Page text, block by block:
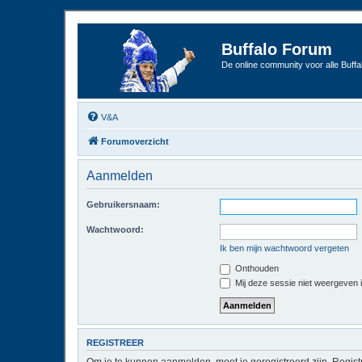
Buffalo Forum
De online community voor alle
V&A
Forumoverzicht
Aanmelden
Gebruikersnaam:
Wachtwoord:
Ik ben mijn wachtwoord vergeten
Onthouden
Mij deze sessie niet weergeven
REGISTREER